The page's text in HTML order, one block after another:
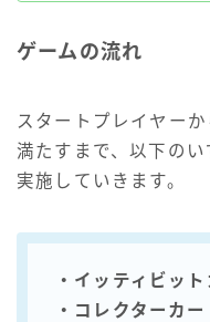
ゲームの流れ
スタートプレイヤー
満たすまで、以下の
実施していきます。
・イッティビッ
・コレクターカ